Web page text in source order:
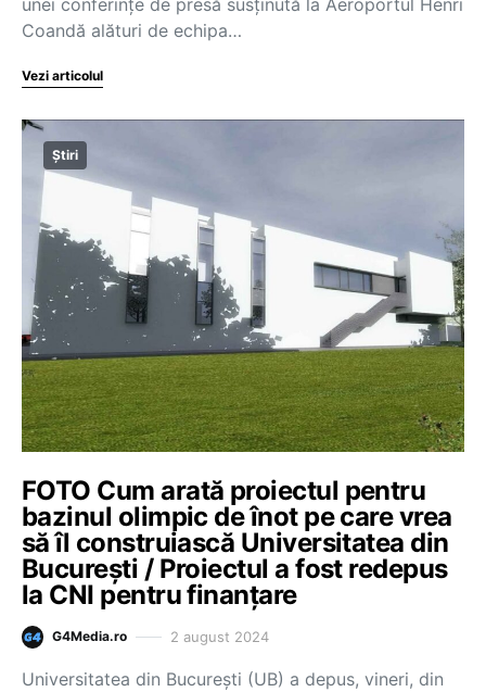
unei conferințe de presă susținută la Aeroportul Henri
Coandă alături de echipa…
Vezi articolul
Știri
FOTO Cum arată proiectul pentru
bazinul olimpic de înot pe care vrea
să îl construiască Universitatea din
București / Proiectul a fost redepus
la CNI pentru finanțare
G4Media.ro 2 august 2024
Universitatea din București (UB) a depus, vineri, din